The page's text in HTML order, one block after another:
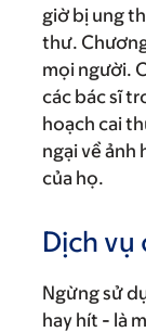
giờ bị ung
thư.
mọi người.
các bác sĩ
hoạch cai
ngại về ảnh
của họ.
Dịch vụ
Ngừng sử
hay hít - là